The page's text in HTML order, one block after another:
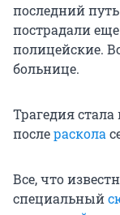
последний путь
пострадали
полицейские.
больнице.
Трагедия
послераскола
Все, что
специальный